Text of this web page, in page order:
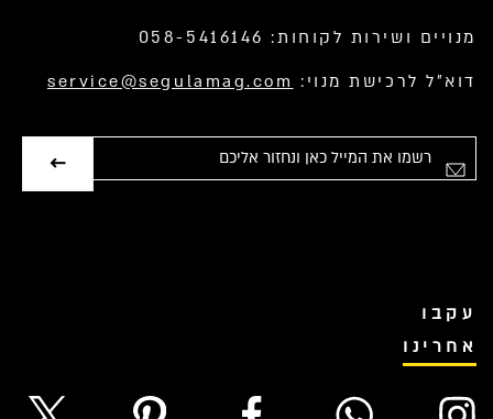
מנויים ושירות לקוחות: 058-5416146
דוא”ל לרכישת מנוי: service@segulamag.com
עקבו
אחרינו